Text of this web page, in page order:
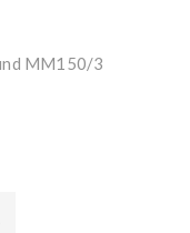
MM150/3